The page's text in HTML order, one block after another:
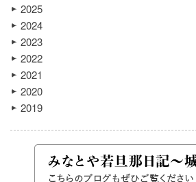
2025
2024
2023
2022
2021
2020
2019